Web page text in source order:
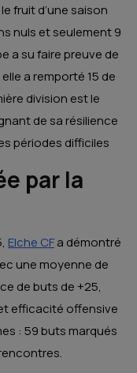
fruit d’une saison
nuls et seulement 9
a su faire preuve de
a remporté 15 de
division est le
de sa résilience
périodes difficiles
par la
Elche CFa démontré
une moyenne de
de buts de +25,
efficacité offensive
: 59 buts marqués